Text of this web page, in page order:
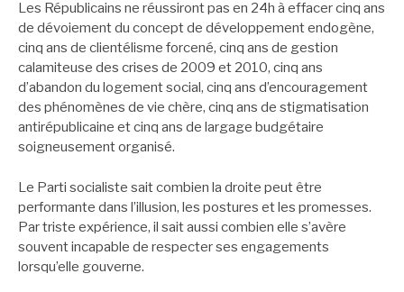
Les Républicains ne réussiront pas en 24h à effacer cinq ans
de dévoiement du concept de développement endogène,
cinq ans de clientélisme forcené, cinq ans de gestion
calamiteuse des crises de 2009 et 2010, cinq ans
d’abandon du logement social, cinq ans d’encouragement
des phénomènes de vie chère, cinq ans de stigmatisation
antirépublicaine et cinq ans de largage budgétaire
soigneusement organisé.
Le Parti socialiste sait combien la droite peut être
performante dans l’illusion, les postures et les promesses.
Par triste expérience, il sait aussi combien elle s’avère
souvent incapable de respecter ses engagements
lorsqu’elle gouverne.